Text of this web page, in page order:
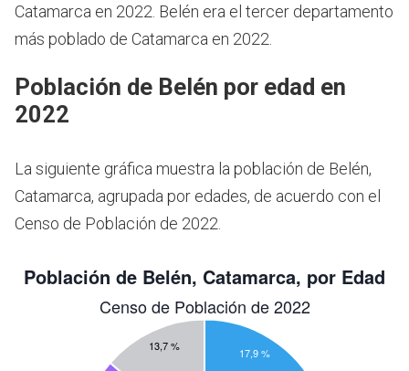
Catamarca en 2022. Belén era el tercer departamento
más poblado de Catamarca en 2022.
Población de Belén por edad en
2022
La siguiente gráfica muestra la población de Belén,
Catamarca, agrupada por edades, de acuerdo con el
Censo de Población de 2022.